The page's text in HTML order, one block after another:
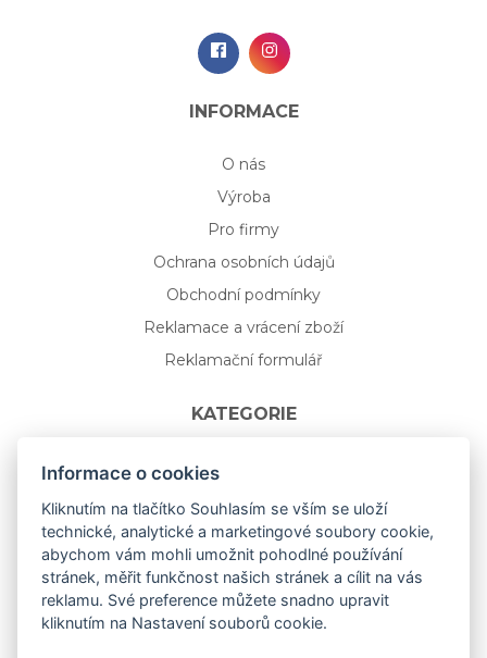
INFORMACE
O nás
Výroba
Pro firmy
Ochrana osobních údajů
Obchodní podmínky
Reklamace a vrácení zboží
Reklamační formulář
KATEGORIE
Nápojové sklo
Bydlení
Dárkový poukaz na míru
Mystery box
Kolekce
NOVÁ rozkvetlá KOLEKCE 🌸🌼
Informace o cookies
Kliknutím na tlačítko Souhlasím se vším se uloží
technické, analytické a marketingové soubory cookie,
abychom vám mohli umožnit pohodlné používání
stránek, měřit funkčnost našich stránek a cílit na vás
reklamu. Své preference můžete snadno upravit
kliknutím na Nastavení souborů cookie.